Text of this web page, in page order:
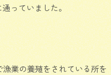
っていました。
業の養殖をされている所を